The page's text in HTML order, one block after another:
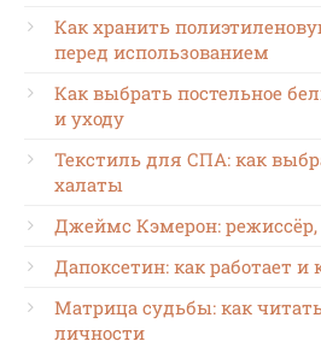
Как хранить
перед использованием
Как выбрать постельное
и уходу
Текстиль для СПА: как
халаты
Джеймс Кэмерон:
Дапоксетин: как работает и
Матрица судьбы: как
личности